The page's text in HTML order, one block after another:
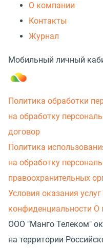
О компании
Контакты
Журнал
Мобильный личный
Политика обработки
на обработку
договор
Политика
на обработку
правоохранительных
Условия оказания услуг
конфиденциальности О
ООО "Манго Телеком"
на территории